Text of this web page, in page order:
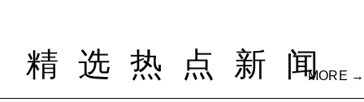
精选热点新闻
MORE →